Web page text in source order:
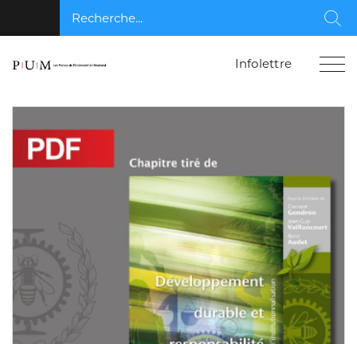
Recherche...
Infolettre